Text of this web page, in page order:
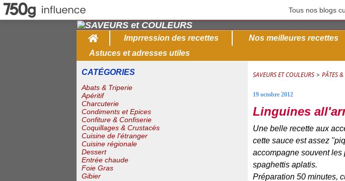
Tous nos blogs
Home Imprression des recettes Nos meilleures recettes
Astuces et adresses utiles
CATÉGORIES
Abats & Triperie
Apéritif
Charcuterie
Condiments et Epices
Confiture & Confiserie
Coquillages & Crustacés
Cuisine de l'étranger
Cuisine régionale
Dessert
Entrée chaude
Foie Gras
Gibier
SAVEURS ET COULEURS > PÂTES &
19 octobre 2012
Linguines
Une belle recette aux
cette sauce est assez
accompagne souvent
spaghettis aplatis.
Préparation 50 minutes,